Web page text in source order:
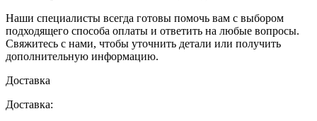
Наши специалисты всегда готовы помочь вам с выбором
подходящего способа оплаты и ответить на любые вопросы.
Свяжитесь с нами, чтобы уточнить детали или получить
дополнительную информацию.
Доставка
Доставка: